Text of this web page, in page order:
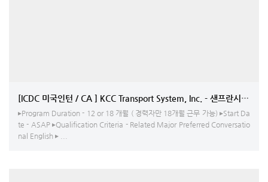
[ICDC 미국인턴 / CA ] KCC Transport System, Inc. - 샌프란시스코
▸Program Duration - 12 or 18 개월 ( 경력자만 18개월 근무 가능) ▸Start Da
te - ASAP ▸Qualification Criteria - Related Major Preferred Conversatio
nal English ▸ ...